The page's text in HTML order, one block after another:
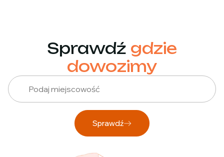
Sprawdź gdzie
dowozimy
Sprawdź